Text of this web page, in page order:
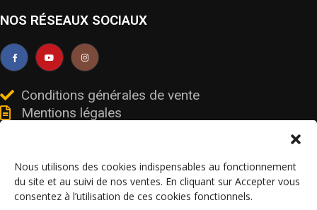
Nous utilisons des cookies indispensables au fonctionnement
du site et au suivi de nos ventes. En cliquant sur Accepter vous
consentez à l’utilisation de ces cookies fonctionnels.
NOS RÉSEAUX SOCIAUX
Conditions générales de vente
Mentions légales